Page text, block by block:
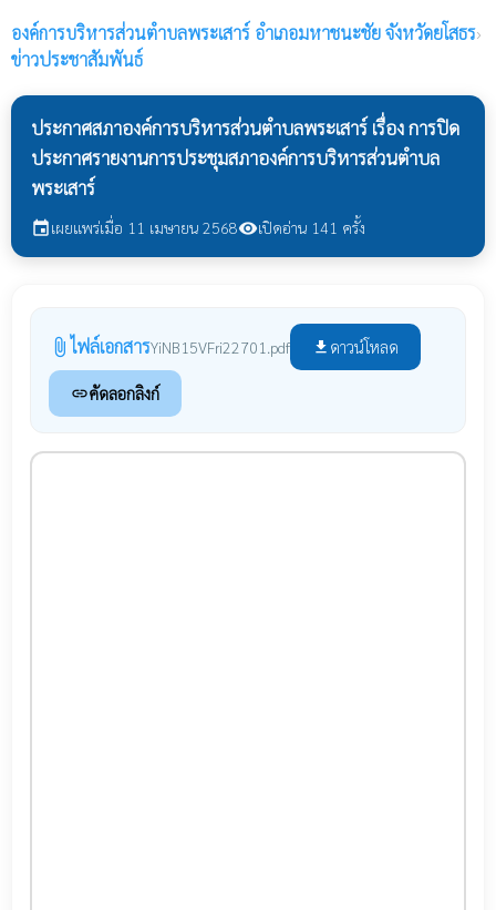
องค์การบริหารส่วนตำบลพระเสาร์ อำเภอมหาชนะชัย จังหวัดยโสธร›
ข่าวประชาสัมพันธ์
ประกาศสภาองค์การบริหารส่วนตำบลพระเสาร์ เรื่อง การปิด
ประกาศรายงานการประชุมสภาองค์การบริหารส่วนตำบล
พระเสาร์
eventเผยแพร่เมื่อ 11 เมษายน 2568visibilityเปิดอ่าน 141 ครั้ง
attach_file ไฟล์เอกสารYiNB15VFri22701.pdf file_download ดาวน์โหลด
linkคัดลอกลิงก์